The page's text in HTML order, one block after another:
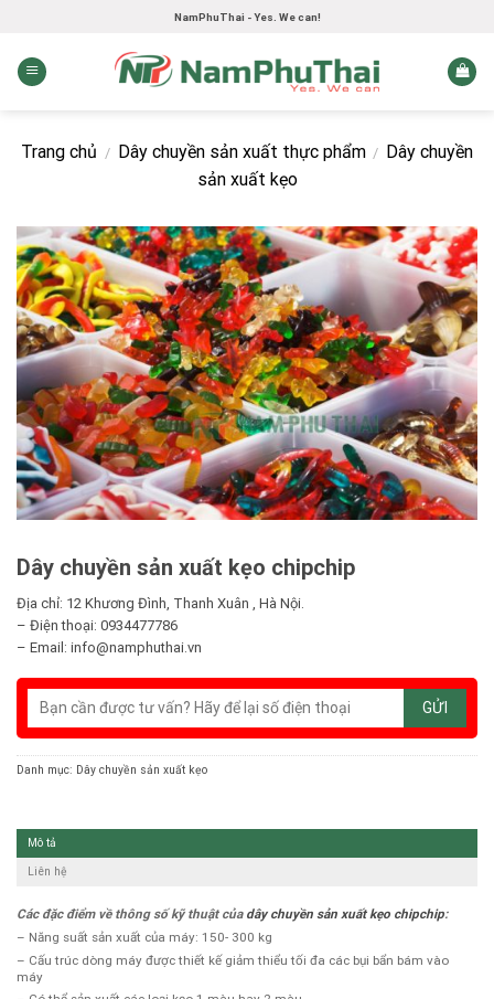
content
NamPhuThai - Yes. We can!
Trang chủ / Dây chuyền sản xuất thực phẩm / Dây chuyền
sản xuất kẹo
Dây chuyền sản xuất kẹo chipchip
Địa chỉ: 12 Khương Đình, Thanh Xuân , Hà Nội.
– Điện thoại: 0934477786
– Email: info@namphuthai.vn
Danh mục: Dây chuyền sản xuất kẹo
Mô tả
Liên hệ
Các đặc điểm về thông số kỹ thuật của dây chuyền sản xuất kẹo chipchip:
– Năng suất sản xuất của máy: 150- 300 kg
– Cấu trúc dòng máy được thiết kế giảm thiểu tối đa các bụi bẩn bám vào
máy